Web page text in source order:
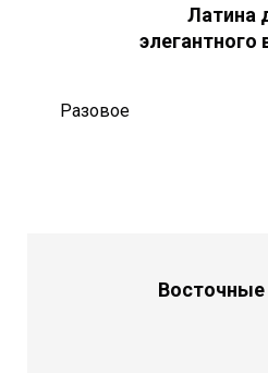
Латина
элегантного
Разовое